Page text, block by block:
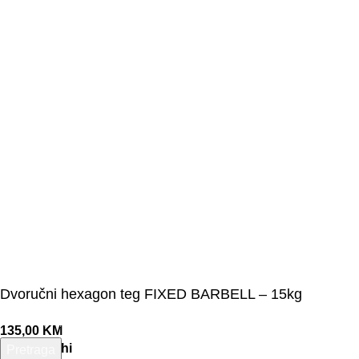
Dvoručni hexagon teg FIXED BARBELL – 15kg
135,00 KM
1 na zalihi